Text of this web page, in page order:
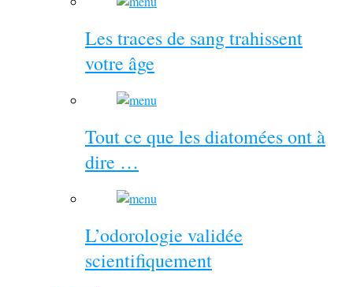
Les traces de sang trahissent
votre âge
Tout ce que les diatomées ont à
dire …
L’odorologie validée
scientifiquement